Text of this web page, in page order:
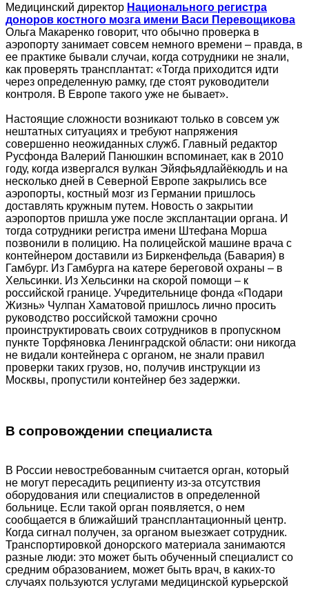
Медицинский директор Национального регистра
доноров костного мозга имени Васи Перевощикова
Ольга Макаренко говорит, что обычно проверка в
аэропорту занимает совсем немного времени – правда, в
ее практике бывали случаи, когда сотрудники не знали,
как проверять трансплантат: «Тогда приходится идти
через определенную рамку, где стоят руководители
контроля. В Европе такого уже не бывает».
Настоящие сложности возникают только в совсем уж
нештатных ситуациях и требуют напряжения
совершенно неожиданных служб. Главный редактор
Русфонда Валерий Панюшкин вспоминает, как в 2010
году, когда извергался вулкан Эйяфьядлайёкюдль и на
несколько дней в Северной Европе закрылись все
аэропорты, костный мозг из Германии пришлось
доставлять кружным путем. Новость о закрытии
аэропортов пришла уже после эксплантации органа. И
тогда сотрудники регистра имени Штефана Морша
позвонили в полицию. На полицейской машине врача с
контейнером доставили из Биркенфельда (Бавария) в
Гамбург. Из Гамбурга на катере береговой охраны – в
Хельсинки. Из Хельсинки на скорой помощи – к
российской границе. Учредительнице фонда «Подари
Жизнь» Чулпан Хаматовой пришлось лично просить
руководство российской таможни срочно
проинструктировать своих сотрудников в пропускном
пункте Торфяновка Ленинградской области: они никогда
не видали контейнера с органом, не знали правил
проверки таких грузов, но, получив инструкции из
Москвы, пропустили контейнер без задержки.
В сопровождении специалиста
В России невостребованным считается орган, который
не могут пересадить реципиенту из-за отсутствия
оборудования или специалистов в определенной
больнице. Если такой орган появляется, о нем
сообщается в ближайший трансплантационный центр.
Когда сигнал получен, за органом выезжает сотрудник.
Транспортировкой донорского материала занимаются
разные люди: это может быть обученный специалист со
средним образованием, может быть врач, в каких-то
случаях пользуются услугами медицинской курьерской